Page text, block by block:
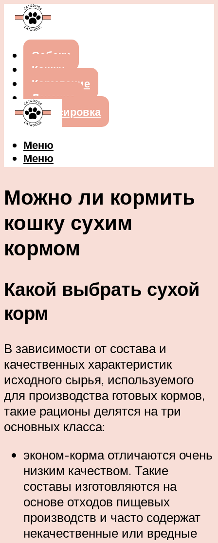
Собаки
Кошки
Кормление
Лечение
Дрессировка
Меню
Меню
Можно ли кормить
кошку сухим
кормом
Какой выбрать сухой
корм
В зависимости от состава и
качественных характеристик
исходного сырья, используемого
для производства готовых кормов,
такие рационы делятся на три
основных класса:
эконом-корма отличаются очень
низким качеством. Такие
составы изготовляются на
основе отходов пищевых
производств и часто содержат
некачественные или вредные